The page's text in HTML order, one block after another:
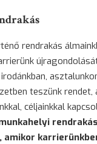
rendrakás
teszünk rendet,
céljainkkal
amikor